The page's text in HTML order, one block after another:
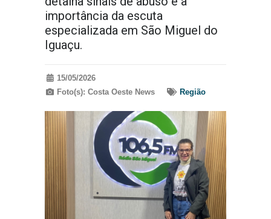
importância da escuta
especializada em São Miguel do
Iguaçu.
15/05/2026
Foto(s): Costa Oeste News
Região